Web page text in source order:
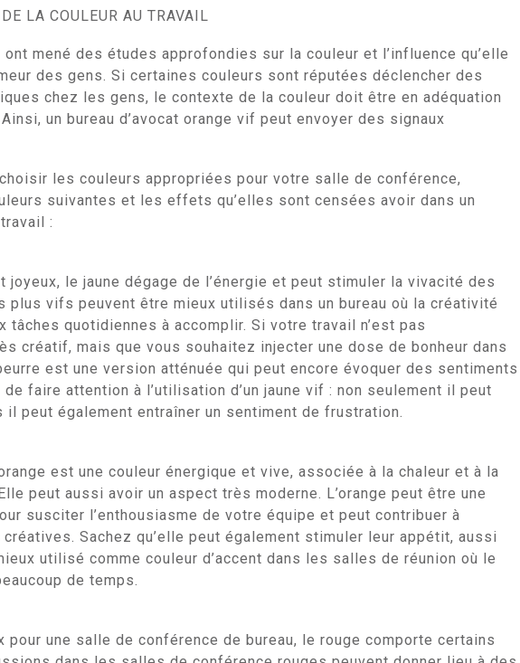
LA COULEUR AU TRAVAIL
mené des études approfondies sur la couleur et l’influence qu’elle
des gens. Si certaines couleurs sont réputées déclencher des
chez les gens, le contexte de la couleur doit être en adéquation
un bureau d’avocat orange vif peut envoyer des signaux
les couleurs appropriées pour votre salle de conférence,
suivantes et les effets qu’elles sont censées avoir dans un
:
joyeux, le jaune dégage de l’énergie et peut stimuler la vivacité des
plus vifs peuvent être mieux utilisés dans un bureau où la créativité
tâches quotidiennes à accomplir. Si votre travail n’est pas
créatif, mais que vous souhaitez injecter une dose de bonheur dans
est une version atténuée qui peut encore évoquer des sentiments
faire attention à l’utilisation d’un jaune vif : non seulement il peut
il peut également entraîner un sentiment de frustration.
est une couleur énergique et vive, associée à la chaleur et à la
peut aussi avoir un aspect très moderne. L’orange peut être une
susciter l’enthousiasme de votre équipe et peut contribuer à
Sachez qu’elle peut également stimuler leur appétit, aussi
utilisé comme couleur d’accent dans les salles de réunion où le
de temps.
pour une salle de conférence de bureau, le rouge comporte certains